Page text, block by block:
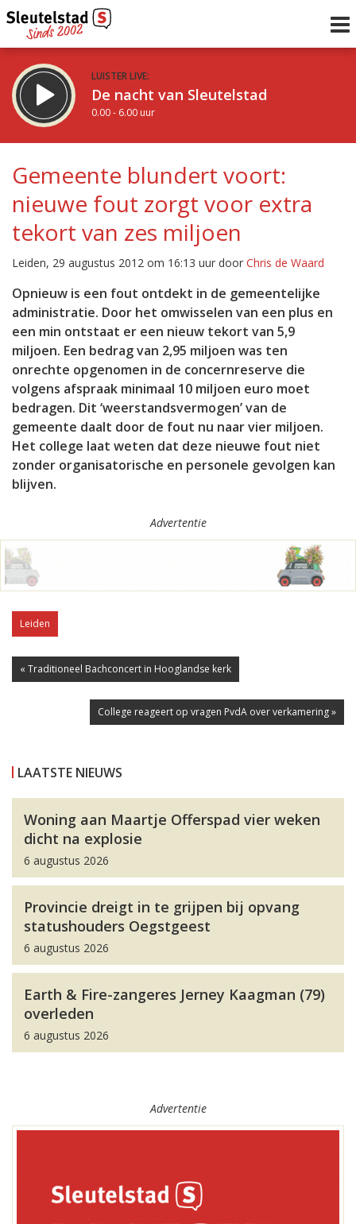
LUISTER LIVE:
De nacht van Sleutelstad
0.00 - 6.00 uur
De ochtend van Sleutelstad
6.00 - 12.00 uur
Vorig uur
uur 1 van 0 Volgend uur
Inklappen
Gemeente blundert voort:
nieuwe fout zorgt voor extra
tekort van zes miljoen
Leiden, 29 augustus 2012 om 16:13 uur door Chris de Waard
Opnieuw is een fout ontdekt in de gemeentelijke
administratie. Door het omwisselen van een plus en
een min ontstaat er een nieuw tekort van 5,9
miljoen. Een bedrag van 2,95 miljoen was ten
onrechte opgenomen in de concernreserve die
volgens afspraak minimaal 10 miljoen euro moet
bedragen. Dit ‘weerstandsvermogen’ van de
gemeente daalt door de fout nu naar vier miljoen.
Het college laat weten dat deze nieuwe fout niet
zonder organisatorische en personele gevolgen kan
blijven.
Advertentie
Leiden
« Traditioneel Bachconcert in Hooglandse kerk
College reageert op vragen PvdA over verkamering »
LAATSTE NIEUWS
Woning aan Maartje Offerspad vier weken
dicht na explosie
6 augustus 2026
Provincie dreigt in te grijpen bij opvang
statushouders Oegstgeest
6 augustus 2026
Earth & Fire-zangeres Jerney Kaagman (79)
overleden
6 augustus 2026
Advertentie